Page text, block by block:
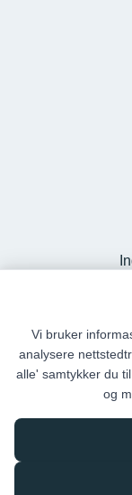
Vi bruker
analysere
alle' samtykker du
og